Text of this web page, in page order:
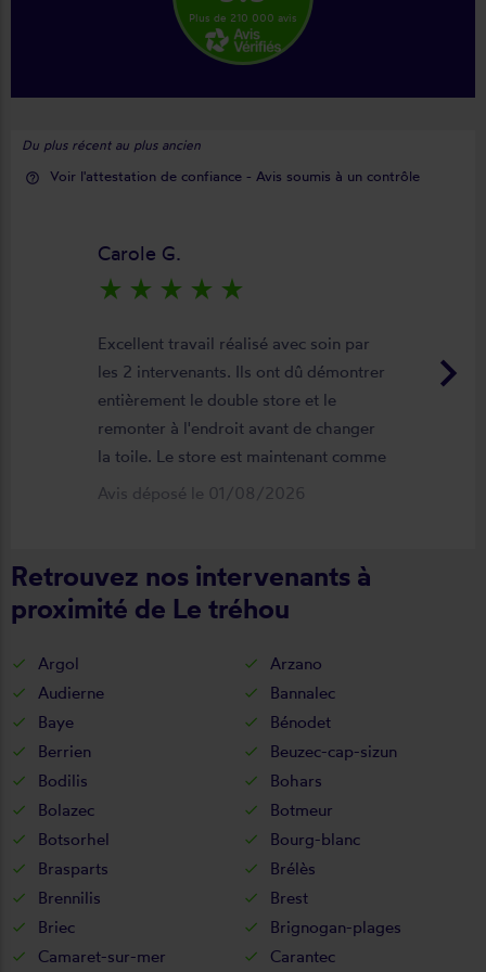
Plus de 210 000 avis
Du plus récent au plus ancien
help_outline Voir l'attestation de confiance - Avis soumis à un contrôle
keyboard_arrow_right
Carole G.
star_rate star_rate star_rate star_rate star_rate
Excellent travail réalisé avec soin par
les 2 intervenants. Ils ont dû démontrer
entièrement le double store et le
remonter à l'endroit avant de changer
la toile. Le store est maintenant comme
neuf, parfaitement positionné et
Avis déposé le 01/08/2026
Retrouvez nos intervenants à
proximité de Le tréhou
Argol
Arzano
Audierne
Bannalec
Baye
Bénodet
Berrien
Beuzec-cap-sizun
Bodilis
Bohars
Bolazec
Botmeur
Botsorhel
Bourg-blanc
Brasparts
Brélès
Brennilis
Brest
Briec
Brignogan-plages
Camaret-sur-mer
Carantec